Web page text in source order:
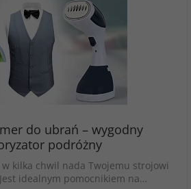
do ubrań – wygodny
podróżny
kilka chwil nada Twojemu strojowi
idealnym pomocnikiem na…